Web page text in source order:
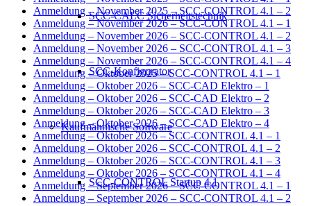
SCC-CALC Sicherheitstechnik
SCC-Konfigurator
Kaufmännische Software
SCC-CONTROL Startup 4.1
Anmeldung – November 2025 – SCC-CONTROL 4.1 – 2
Anmeldung – November 2026 – SCC-CONTROL 4.1 – 1
Anmeldung – November 2026 – SCC-CONTROL 4.1 – 2
Anmeldung – November 2026 – SCC-CONTROL 4.1 – 3
Anmeldung – November 2026 – SCC-CONTROL 4.1 – 4
Anmeldung – Oktober 2025 – SCC-CONTROL 4.1 – 1
Anmeldung – Oktober 2026 – SCC-CAD Elektro – 1
Anmeldung – Oktober 2026 – SCC-CAD Elektro – 2
Anmeldung – Oktober 2026 – SCC-CAD Elektro – 3
Anmeldung – Oktober 2026 – SCC-CAD Elektro – 4
Anmeldung – Oktober 2026 – SCC-CONTROL 4.1 – 1
Anmeldung – Oktober 2026 – SCC-CONTROL 4.1 – 2
Anmeldung – Oktober 2026 – SCC-CONTROL 4.1 – 3
Anmeldung – Oktober 2026 – SCC-CONTROL 4.1 – 4
Anmeldung – September 2026 – SCC-CONTROL 4.1 – 1
Anmeldung – September 2026 – SCC-CONTROL 4.1 – 2